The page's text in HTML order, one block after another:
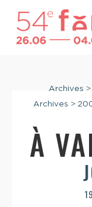
Archives >
Archives >
À